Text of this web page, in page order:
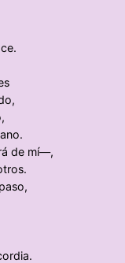
de mí—,